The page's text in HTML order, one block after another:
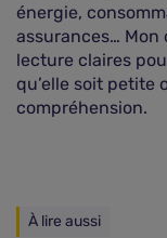
énergie,
assurances…
lecture claires
qu’elle soit petite
compréhension.
À lire aussi